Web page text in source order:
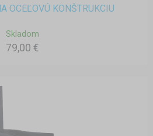
OCEĽOVÚ KONŠTRUKCIU
Skladom
79,00 €